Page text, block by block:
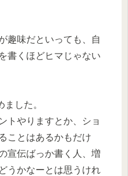
趣味だといっても、自
書くほどヒマじゃない
した。
トやりますとか、ショ
ことはあるかもだけ
宣伝ばっか書く人、増
うかなーとは思うけれ